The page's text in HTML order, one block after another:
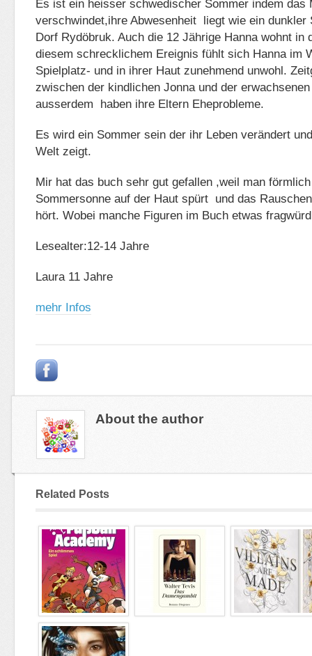
Es ist ein heisser schwedischer Sommer indem das
verschwindet,ihre Abwesenheit liegt wie ein dunkler
Dorf Rydöbruk. Auch die 12 Jährige Hanna wohnt in
diesem schrecklichem Ereignis fühlt sich Hanna im
Spielplatz- und in ihrer Haut zunehmend unwohl.
zwischen der kindlichen Jonna und der
ausserdem haben ihre Eltern Eheprobleme.
Es wird ein Sommer sein der ihr Leben verändert
Welt zeigt.
Mir hat das buch sehr gut gefallen ,weil man
Sommersonne auf der Haut spürt und das
hört. Wobei manche Figuren im Buch etwas
Lesealter:12-14 Jahre
Laura 11 Jahre
mehr Infos
About the author
Related Posts